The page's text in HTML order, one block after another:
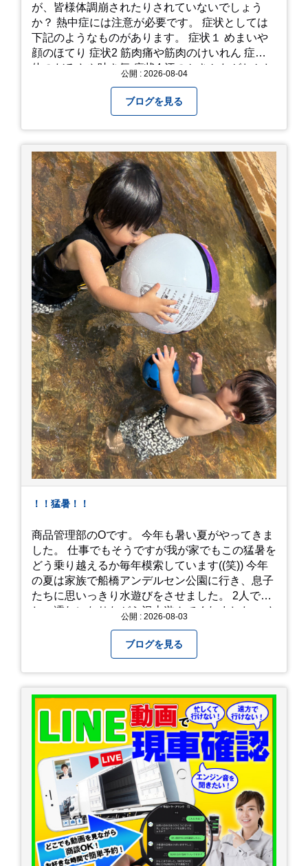
が、皆様体調崩されたりされていないでしょう
か？ 熱中症には注意が必要です。 症状としては
下記のようなものがあります。 症状１ めまいや
顔のほてり 症状2 筋肉痛や筋肉のけいれん 症状3
体のだるさや吐き気 症状4 汗のかきかたがおかし
に反応しない、まっすぐ歩けない 症状7 水分補給
に医療機関へ相談、または救急車を呼びましょう
□涼しい場所へ移動しましょう □衣服を脱がし、
体を冷やして体温を下げましょう □塩分や水分を
補給しましょう 一番大切な命を守って、夏を乗り
切りましょう！
公開 : 2026-08-04
ブログを見る
！！猛暑！！
商品管理部のOです。 今年も暑い夏がやってきま
した。 仕事でもそうですが我が家でもこの猛暑を
どう乗り越えるか毎年模索しています((笑)) 今年
の夏は家族で船橋アンデルセン公園に行き、息子
たちに思いっきり水遊びをさせました。 2人でび
しょ濡れになりながら沢山遊んでくれました。 さ
みようと思います。
公開 : 2026-08-03
ブログを見る